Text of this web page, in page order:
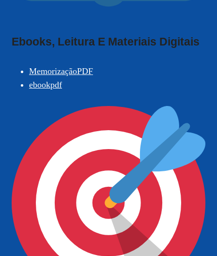
Ebooks, Leitura E Materiais Digitais
MemorizaçãoPDF
ebookpdf